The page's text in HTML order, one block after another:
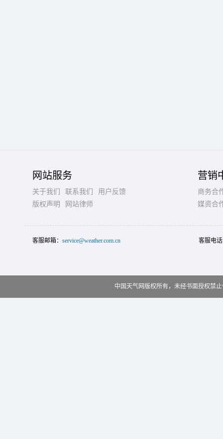
网站服务
关于我们 联系我们
用户反馈
版权声明
网站律师
营销
商务合
媒资合
客服邮箱： service@weather.com.cn 客服电
中国天气网版权所有，未经书面授权